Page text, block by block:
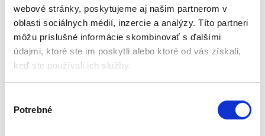
webové stránky, poskytujeme aj našim partnerom v
oblasti sociálnych médií, inzercie a analýzy. Títo partneri
môžu príslušné informácie skombinovať s ďalšími
údajmi, ktoré ste im poskytli alebo ktoré od vás získali,
keď ste používali ich služby.
Potrebné
Spiatočka a prevodový stupeň
Oceľová konštrukcia rámu
Voľnobeh
Farba: modrá
211,05€
★
Celková výška: 63 cm
Spiatočka a prevodový stupeň
Ručná brzda